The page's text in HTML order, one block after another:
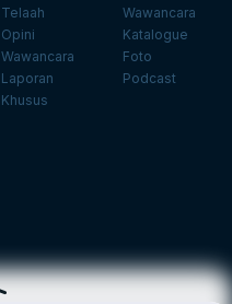
Telaah
Opini
Wawancara
Laporan
Khusus
Wawancara
Katalogue
Foto
Podcast